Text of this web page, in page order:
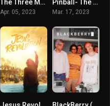
The Three Musketeers D’Artagnan (2023) สามทหารเสือ กำเนิดนักรบดาร์ตาญัง
Apr. 05, 2023
Pinball- The Man Who Saved the Game (2022)
Mar. 17, 2023